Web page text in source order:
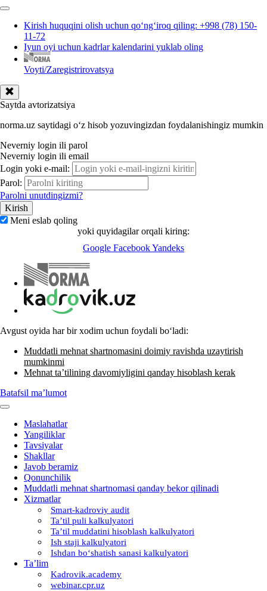
Kirish huquqini olish uchun qoʻngʻiroq qiling: +998 (78) 150-
11-72
Iyun oyi uchun kadrlar kalendarini yuklab oling
Voyti/Zaregistrirovatsya
Saytda avtorizatsiya
norma.uz saytidagi oʻz hisob yozuvingizdan foydalanishingiz mumkin
Neverniy login ili parol
Neverniy login ili email
Login yoki e-mail:
Parol:
Parolni unutdingizmi?
Meni eslab qoling
yoki quyidagilar orqali kiring:
Google FacebookYandeks
Avgust oyida har bir хodim uchun foydali boʻladi:
Muddatli mehnat shartnomasini doimiy ravishda uzaytirish
mumkinmi
Mehnat ta’tilining davomiyligini qanday hisoblash kerak
Batafsil ma’lumot
Maslahatlar
Yangiliklar
Tavsiyalar
Shakllar
Javob beramiz
Qonunchilik
Muddatli mehnat shartnomasi qanday bekor qilinadi
Xizmatlar
Smart-kadroviy audit
Ta’til puli kalkulyatori
Ta’til muddatini hisoblash kalkulyatori
Ish staji kalkulyatori
Ishdan boʻshatish sanasi kalkulyatori
Ta’lim
Kadrovik.academy
webinar.cpr.uz